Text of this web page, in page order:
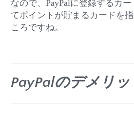
なので、PayPalに登録するカ
てポイントが貯まるカードを
ころですね。
PayPalのデメリ